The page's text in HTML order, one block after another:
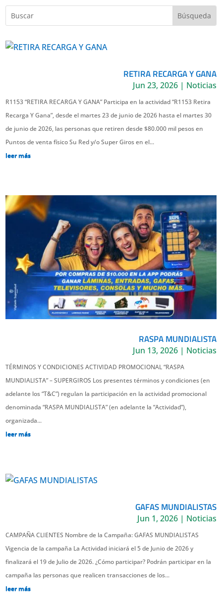
RETIRA RECARGA Y GANA
Jun 23, 2026| Noticias
R1153 “RETIRA RECARGA Y GANA” Participa en la actividad “R1153 Retira
Recarga Y Gana”, desde el martes 23 de junio de 2026 hasta el martes 30
de junio de 2026, las personas que retiren desde $80.000 mil pesos en
Puntos de venta físico Su Red y/o Super Giros en el...
leer más
RASPA MUNDIALISTA
Jun 13, 2026| Noticias
TÉRMINOS Y CONDICIONES ACTIVIDAD PROMOCIONAL “RASPA
MUNDIALISTA” – SUPERGIROS Los presentes términos y condiciones (en
adelante los “T&C”) regulan la participación en la actividad promocional
denominada “RASPA MUNDIALISTA” (en adelante la “Actividad”),
organizada...
leer más
GAFAS MUNDIALISTAS
Jun 1, 2026| Noticias
CAMPAÑA CLIENTES Nombre de la Campaña: GAFAS MUNDIALISTAS
Vigencia de la campaña La Actividad iniciará el 5 de Junio de 2026 y
finalizará el 19 de Julio de 2026. ¿Cómo participar? Podrán participar en la
campaña las personas que realicen transacciones de los...
leer más